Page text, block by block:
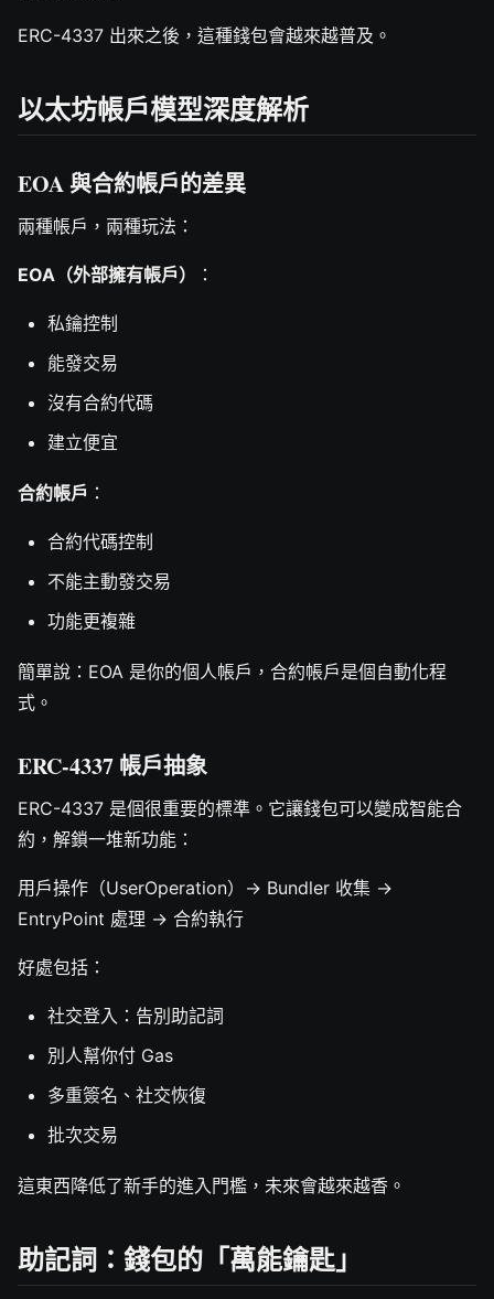
ERC-4337 出來之後，這種錢包會越來越普及。
以太坊帳戶模型深度解析
EOA 與合約帳戶的差異
兩種帳戶，兩種玩法：
EOA（外部擁有帳戶） ：
私鑰控制
能發交易
沒有合約代碼
建立便宜
合約帳戶 ：
合約代碼控制
不能主動發交易
功能更複雜
簡單說：EOA 是你的個人帳戶，合約帳戶是個自動化程
式。
ERC-4337 帳戶抽象
ERC-4337 是個很重要的標準。它讓錢包可以變成智能合
約，解鎖一堆新功能：
用戶操作（UserOperation）→ Bundler 收集 →
EntryPoint 處理 → 合約執行
好處包括：
社交登入：告別助記詞
別人幫你付 Gas
多重簽名、社交恢復
批次交易
這東西降低了新手的進入門檻，未來會越來越香。
助記詞：錢包的「萬能鑰匙」